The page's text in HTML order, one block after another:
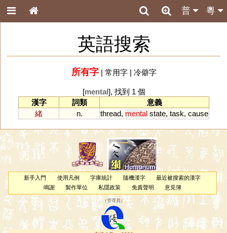
粵
普
英語搜索
所有字| 常用字| 冷僻字
[mental], 找到 1 個
漢字
詞類
意義
緒
n. thread, mental state, task, cause
新手入門 使用凡例 字庫統計 隨機漢字
最近被搜索的漢字
鳴謝
製作單位 私隱政策 免責聲明 意見簿
（管理員 ）